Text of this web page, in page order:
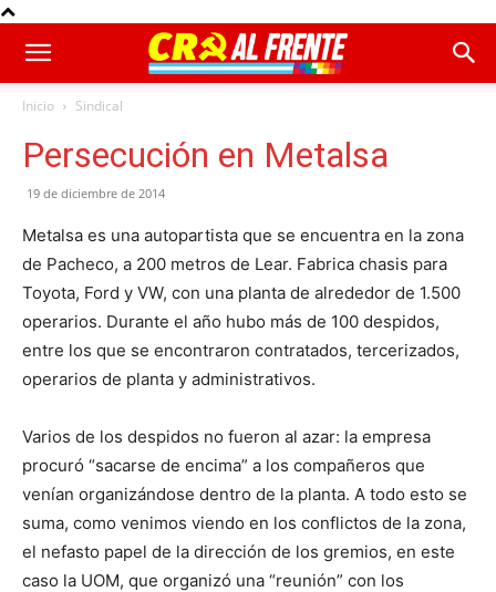
Inicio Sindical
Persecución en Metalsa
19 de diciembre de 2014
Metalsa es una autopartista que se encuentra en la zona
de Pacheco, a 200 metros de Lear. Fabrica chasis para
Toyota, Ford y VW, con una planta de alrededor de 1.500
operarios. Durante el año hubo más de 100 despidos,
entre los que se encontraron contratados, tercerizados,
operarios de planta y administrativos.
Varios de los despidos no fueron al azar: la empresa
procuró “sacarse de encima” a los compañeros que
venían organizándose dentro de la planta. A todo esto se
suma, como venimos viendo en los conflictos de la zona,
el nefasto papel de la dirección de los gremios, en este
caso la UOM, que organizó una “reunión” con los